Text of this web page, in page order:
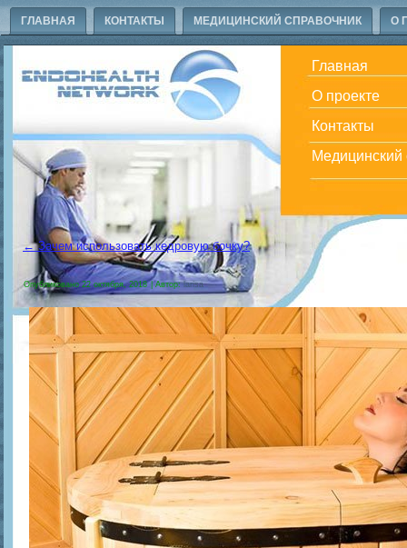
ГЛАВНАЯ КОНТАКТЫ МЕДИЦИНСКИЙ СПРАВОЧНИК О
Главная
О проекте
Контакты
Медицинский
←Зачем использовать кедровую бочку?
Опубликовано 22 октября, 2018|Автор: larisa